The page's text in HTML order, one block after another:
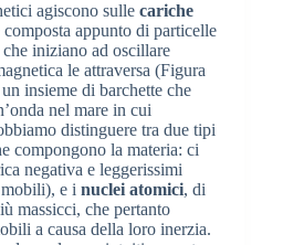
agiscono sulle cariche
composta appunto di particelle
iniziano ad oscillare
le attraversa (Figura
insieme di barchette che
nel mare in cui
distinguere tra due tipi
compongono la materia: ci
negativa e leggerissimi
mobili), e i nuclei atomici, di
massicci, che pertanto
a causa della loro inerzia.